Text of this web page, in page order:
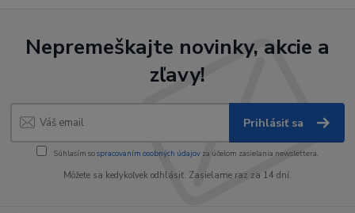
Nepremeškajte novinky, akcie a
zľavy!
Prihlásiť sa
Súhlasím sospracovaním osobných údajov za účelom zasielania newslettera.
Môžete sa kedykoľvek odhlásiť. Zasielame raz za 14 dní.